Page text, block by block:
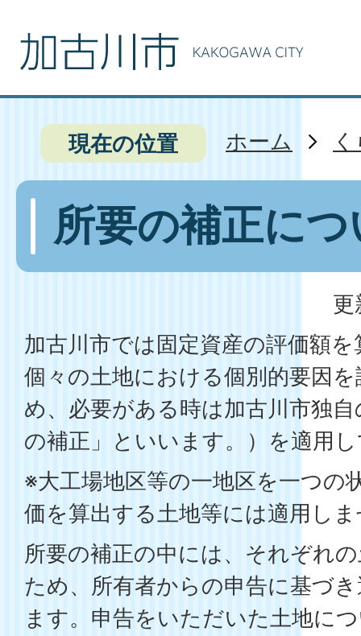
現在の位置 ホーム
所要の補正に
更
加古川市では固定資産の評価額
個々の土地における個別的要因
め、必要がある時は加古川市独
の補正」といいます。）を適用
※大工場地区等の一地区を一つの
価を算出する土地等には適用し
所要の補正の中には、それぞれ
ため、所有者からの申告に基づ
ます。申告をいただいた土地に